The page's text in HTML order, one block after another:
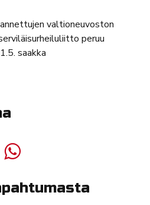
valtioneuvoston
peruu
saakka